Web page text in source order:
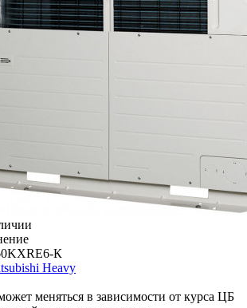
К
Heavy
меняться в зависимости от курса ЦБ